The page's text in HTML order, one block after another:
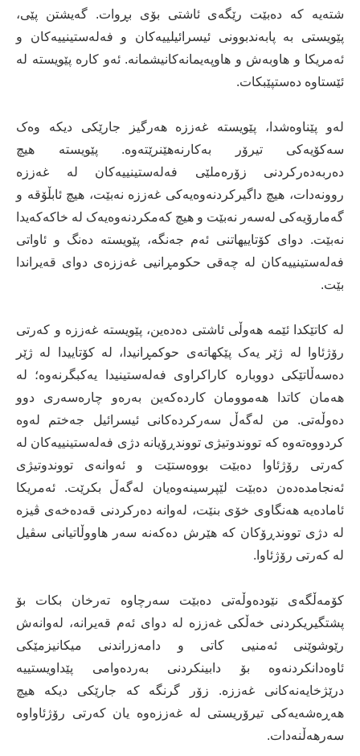
شتەیە کە دەبێت رێگەی ئاشتی بۆی بڕوات. گەیشتن پێی،
پێویستی بە پابەندبوونی ئیسرائیلییەکان و فەلەستینییەکان و
ئەمریکا و هاوبەش و هاوپەیمانەکانیشمانە. ئەو کارە پێویستە لە
ئێستاوە دەستپێبکات.
لەو پێناوەشدا، پێویستە غەززە هەرگیز جارێکی دیکە وەک
سەکۆیەکی تیرۆر بەکارنەهێنرێتەوە. پێویستە هیچ
دەربەدەرکردنی زۆرەملێی فەلەستینییەکان لە غەززە
روونەدات، هیچ داگیرکردنەوەیەکی غەززە نەبێت، هیچ ئابڵۆقە و
گەمارۆیەکی لەسەر نەبێت و هیچ کەمکردنەوەیەک لە خاکەکەیدا
نەبێت. دوای کۆتاییهاتنی ئەم جەنگە، پێویستە دەنگ و ئاواتی
فەلەستینییەکان لە چەقی حکومڕانیی غەززەی دوای قەیراندا
بێت.
لە کاتێکدا ئێمە هەوڵی ئاشتی دەدەین، پێویستە غەززە و کەرتی
رۆژئاوا لە ژێر یەک پێکهاتەی حوکمڕانیدا، لە کۆتاییدا لە ژێر
دەسەڵاتێکی دووبارە کاراکراوی فەلەستینیدا یەکبگرنەوە؛ لە
هەمان کاتدا هەموومان کاردەکەین بەرەو چارەسەری دوو
دەوڵەتی. من لەگەڵ سەرکردەکانی ئیسرائیل جەختم لەوە
کردووەتەوە کە تووندوتیژی تووندڕۆیانە دژی فەلەستینییەکان لە
کەرتی رۆژئاوا دەبێت بووەستێت و ئەوانەی تووندوتیژی
ئەنجامدەدەن دەبێت لێپرسینەوەیان لەگەڵ بکرێت. ئەمریکا
ئامادەیە هەنگاوی خۆی بنێت، لەوانە دەرکردنی قەدەخەی ڤیزە
لە دژی تووندڕۆکان کە هێرش دەکەنە سەر هاووڵاتیانی سڤیل
لە کەرتی رۆژئاوا.
کۆمەڵگەی نێودەوڵەتی دەبێت سەرچاوە تەرخان بکات بۆ
پشتگیریکردنی خەڵکی غەززە لە دوای ئەم قەیرانە، لەوانەش
رێوشوێنی ئەمنیی کاتی و دامەزراندنی میکانیزمێکی
ئاوەدانکردنەوە بۆ دابینکردنی بەردەوامی پێداویستییە
درێژخایەنەکانی غەززە. زۆر گرنگە کە جارێکی دیکە هیچ
هەڕەشەیەکی تیرۆریستی لە غەززەوە یان کەرتی رۆژئاواوە
سەرهەڵنەدات.